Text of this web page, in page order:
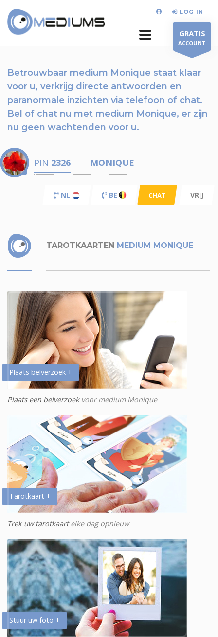
LOG IN
GRATIS
ACCOUNT
Betrouwbaar medium Monique staat klaar
voor u, verkrijg directe antwoorden en
paranormale inzichten via telefoon of chat.
Bel of chat nu met medium Monique, er zijn
nu geen wachtenden voor u.
PIN 2326 MONIQUE
NL BE CHAT VRIJ
TAROTKAARTEN MEDIUM MONIQUE
Plaats belverzoek +
Plaats een belverzoekvoor medium Monique
Tarotkaart +
Trek uw tarotkaartelke dag opnieuw
Stuur uw foto +